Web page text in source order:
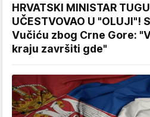
HRVATSKI MINISTAR
UČESTVOVAO U
Vučiću zbog Crne Gore:
kraju završiti gde"